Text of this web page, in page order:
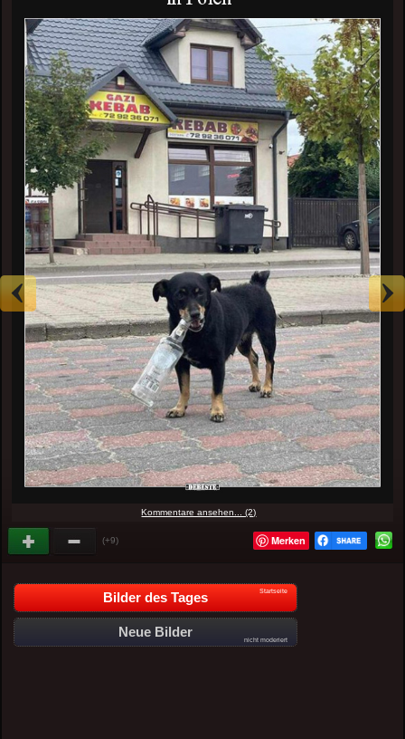
Kommentare ansehen... (2)
(+9) Merken
Bilder des Tages Startseite
Neue Bilder
nicht moderiert